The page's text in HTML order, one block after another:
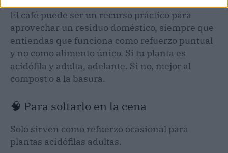
El café puede ser un recurso práctico para
aprovechar un residuo doméstico, siempre que
entiendas que funciona como refuerzo puntual
y no como alimento único. Si tu planta es
acidófila y adulta, adelante. Si no, mejor al
compost o a la basura.
🧠 Para soltarlo en la cena
Solo sirven como refuerzo ocasional para
plantas acidófilas adultas.